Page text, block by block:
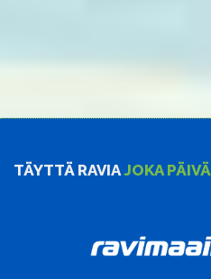
TÄYTTÄ RAVIAJOKA PÄIVÄ